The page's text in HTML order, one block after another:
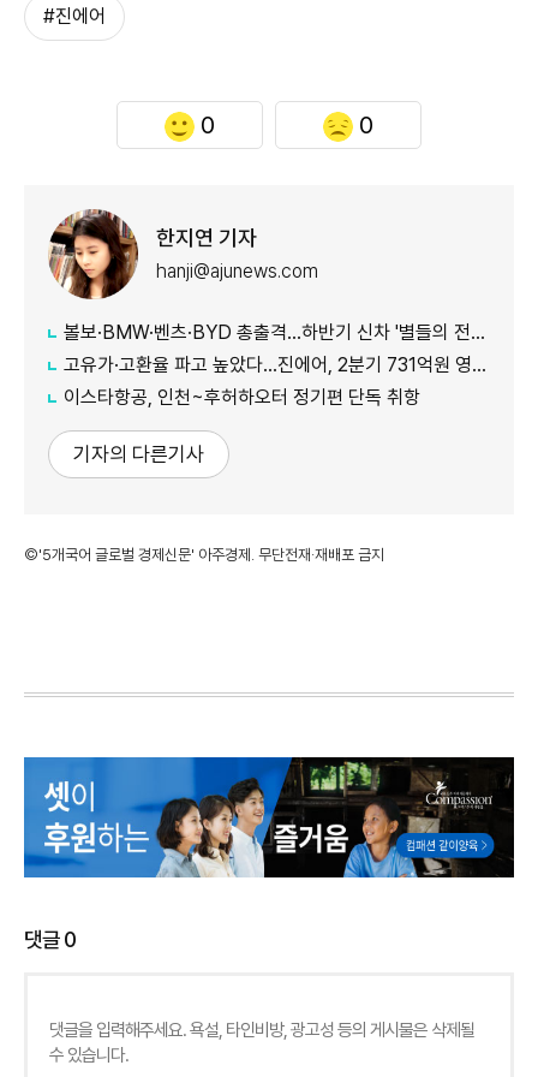
#진에어
0 0
한지연 기자
hanji@ajunews.com
볼보·BMW·벤츠·BYD 총출격...하반기 신차 '별들의 전쟁'
고유가·고환율 파고 높았다…진에어, 2분기 731억원 영업적자
이스타항공, 인천~후허하오터 정기편 단독 취항
기자의 다른기사
©'5개국어 글로벌 경제신문' 아주경제. 무단전재·재배포 금지
댓글0